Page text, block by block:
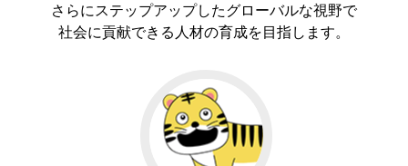
さらにステップアップしたグローバルな視野で
社会に貢献できる人材の育成を目指します。
Go
to
ア
イ